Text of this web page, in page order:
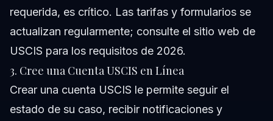
requerida, es crítico. Las tarifas y formularios se
actualizan regularmente; consulte el sitio web de
USCIS para los requisitos de 2026.
3. Cree una Cuenta USCIS en Línea
Crear una cuenta USCIS le permite seguir el
estado de su caso, recibir notificaciones y